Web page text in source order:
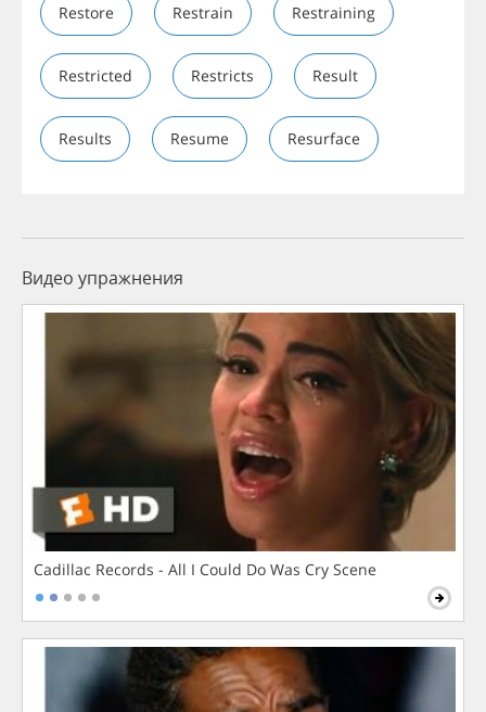
Restore Restrain Restraining
Restricted Restricts Result
Results Resume Resurface
Видео упражнения
Cadillac Records - All I Could Do Was Cry Scene